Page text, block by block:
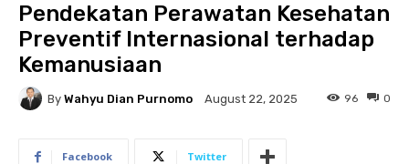
Pendekatan Perawatan Kesehatan
Preventif Internasional terhadap
Kemanusiaan
By Wahyu Dian Purnomo August 22, 2025 0
96
Facebook Twitter